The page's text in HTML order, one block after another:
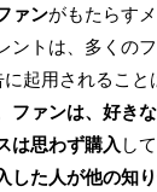
ァンがもたらす
ントは、多くの
起用されるこ
ファンは、好き
は思わず購入 し
した人が他の知